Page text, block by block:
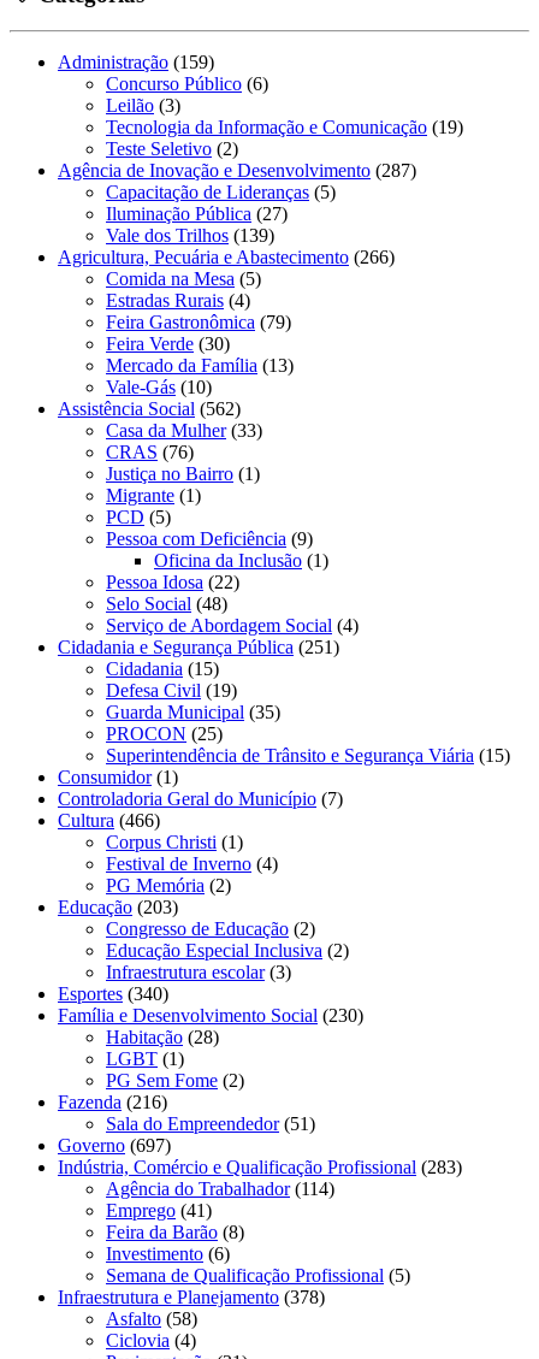
Administração (159)
Concurso Público (6)
Leilão (3)
Tecnologia da Informação e Comunicação (19)
Teste Seletivo (2)
Agência de Inovação e Desenvolvimento (287)
Capacitação de Lideranças (5)
Iluminação Pública (27)
Vale dos Trilhos (139)
Agricultura, Pecuária e Abastecimento (266)
Comida na Mesa (5)
Estradas Rurais (4)
Feira Gastronômica (79)
Feira Verde (30)
Mercado da Família (13)
Vale-Gás (10)
Assistência Social (562)
Casa da Mulher(33)
CRAS (76)
Justiça no Bairro (1)
Migrante (1)
PCD (5)
Pessoa com Deficiência (9)
Oficina da Inclusão (1)
Pessoa Idosa (22)
Selo Social (48)
Serviço de Abordagem Social (4)
Cidadania e Segurança Pública (251)
Cidadania (15)
Defesa Civil (19)
Guarda Municipal (35)
PROCON (25)
Superintendência de Trânsito e Segurança Viária (15)
Consumidor(1)
Controladoria Geral do Município (7)
Cultura (466)
Corpus Christi (1)
Festival de Inverno (4)
PG Memória (2)
Educação (203)
Congresso de Educação (2)
Educação Especial Inclusiva (2)
Infraestrutura escolar(3)
Esportes (340)
Família e Desenvolvimento Social (230)
Habitação (28)
LGBT (1)
PG Sem Fome (2)
Fazenda (216)
Sala do Empreendedor(51)
Governo (697)
Indústria, Comércio e Qualificação Profissional (283)
Agência do Trabalhador(114)
Emprego (41)
Feira da Barão (8)
Investimento (6)
Semana de Qualificação Profissional (5)
Infraestrutura e Planejamento (378)
Asfalto (58)
Ciclovia (4)